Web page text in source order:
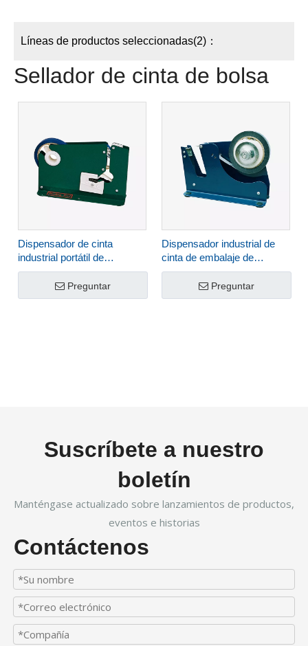
Líneas de productos seleccionadas(2)：
Sellador de cinta de bolsa
Dispensador de cinta
industrial portátil de
escritorio TD-A
Preguntar
Dispensador industrial de
cinta de embalaje de
escritorio TD-C
Preguntar
Suscríbete a nuestro
boletín
Manténgase actualizado sobre lanzamientos de productos,
eventos e historias
Contáctenos